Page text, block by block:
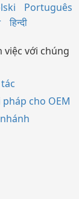
Português
हिन्दी
việc với chúng
pháp cho OEM